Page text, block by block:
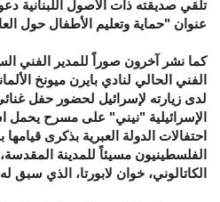
تلقي صديقته ذات الأصول
عنوان "حماية وتعليم الأطفال حول
كما نشر آخرون صوراً للمدير الفني
الفني الحالي لنادي بايرن ميونخ
لدى زيارته لإسرائيل لحضور حفل
الإسرائيلية "نيني" على مسرح
احتفالات الدولة العبرية بذكرى
الفلسطينيون مسيئاً للمدينة
الكاتالوني، خوان لابورتا، الذي سبق